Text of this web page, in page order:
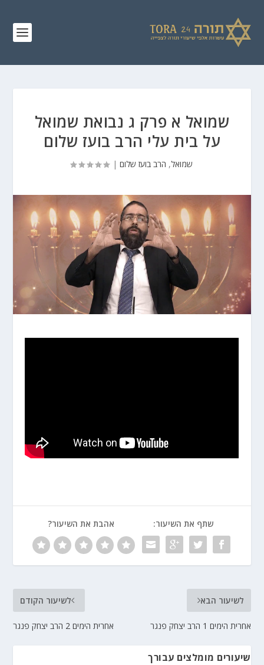
שמואל א פרק ג נבואת שמואל
על בית עלי הרב בועז שלום
שמואל, הרב בועז שלום |
שתף את השיעור: אהבת את השיעור?
לשיעור הקודם
אחרית הימים 2 הרב יצחק פנגר
לשיעור הבא
אחרית הימים 1 הרב יצחק פנגר
שיעורים מומלצים עבורך